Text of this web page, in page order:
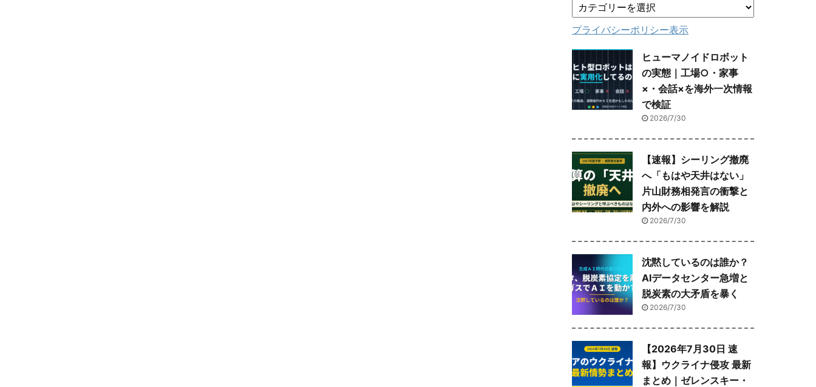
プライバシーポリシー表示
ヒューマノイドロボット
の実態｜工場○・家事
×・会話×を海外一次情報
で検証
2026/7/30
【速報】シーリング撤廃
へ「もはや天井はない」
片山財務相発言の衝撃と
内外への影響を解説
2026/7/30
沈黙しているのは誰か？
AIデータセンター急増と
脱炭素の大矛盾を暴く
2026/7/30
【2026年7月30日 速
報】ウクライナ侵攻 最新
まとめ｜ゼレンスキー・